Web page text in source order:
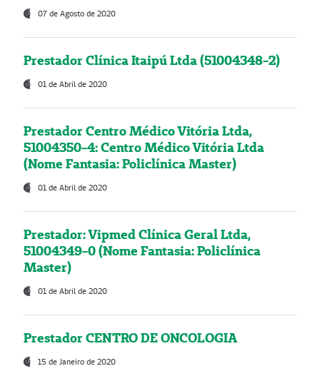
07 de Agosto de 2020
Prestador Clínica Itaipú Ltda (51004348-2)
01 de Abril de 2020
Prestador Centro Médico Vitória Ltda,
51004350-4: Centro Médico Vitória Ltda
(Nome Fantasia: Policlínica Master)
01 de Abril de 2020
Prestador: Vipmed Clínica Geral Ltda,
51004349-0 (Nome Fantasia: Policlínica
Master)
01 de Abril de 2020
Prestador CENTRO DE ONCOLOGIA
15 de Janeiro de 2020